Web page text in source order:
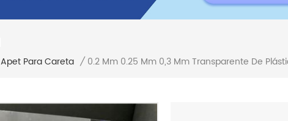
Apet Para Careta / 0.2 Mm 0.25 Mm 0,3 Mm Transparente De